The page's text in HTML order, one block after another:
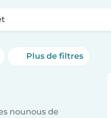
Plus de filtres
nounous de